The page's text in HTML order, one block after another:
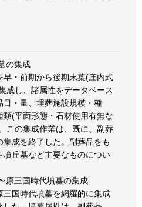
の集成
早・前期から後期末葉(庄内式
成し、諸属性をデータベース
・量、埋葬施設規模・種
(平面形態・石材使用有無な
この集成作業は、既に、副葬
成を終了した。副葬品をも
丘墓など主要なものについ
原三国時代墳墓の集成
国時代墳墓を網羅的に集成